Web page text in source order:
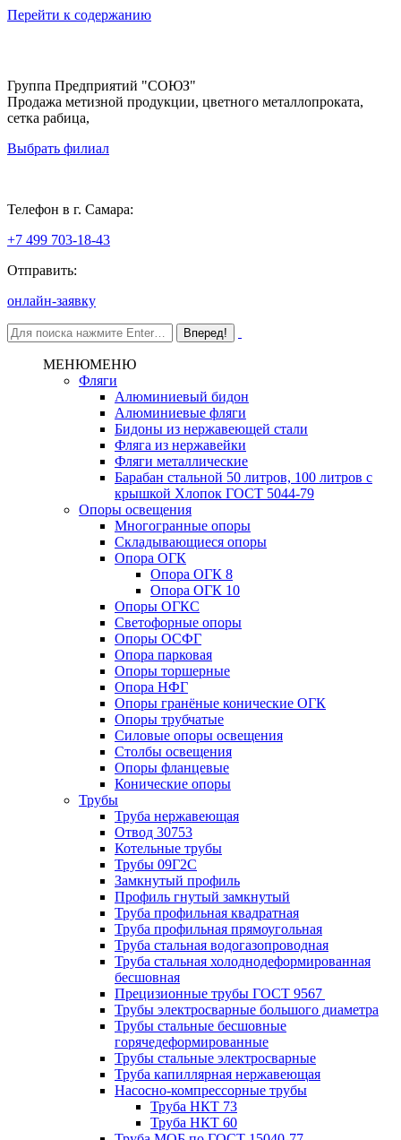
Перейти к содержанию
Группа Предприятий "СОЮЗ"
Продажа метизной продукции, цветного металлопроката,
сетка рабица,
Выбрать филиал
Телефон в г. Самара:
+7 499 703-18-43
Отправить:
онлайн-заявку
МЕНЮМЕНЮ
Фляги
Алюминиевый бидон
Алюминиевые фляги
Бидоны из нержавеющей стали
Фляга из нержавейки
Фляги металлические
Барабан стальной 50 литров, 100 литров с
крышкой Хлопок ГОСТ 5044-79
Опоры освещения
Многогранные опоры
Складывающиеся опоры
Опора ОГК
Опора ОГК 8
Опора ОГК 10
Опоры ОГКС
Светофорные опоры
Опоры ОСФГ
Опора парковая
Опоры торшерные
Опора НФГ
Опоры гранёные конические ОГК
Опоры трубчатые
Силовые опоры освещения
Столбы освещения
Опоры фланцевые
Конические опоры
Трубы
Труба нержавеющая
Отвод 30753
Котельные трубы
Трубы 09Г2С
Замкнутый профиль
Профиль гнутый замкнутый
Труба профильная квадратная
Труба профильная прямоугольная
Труба стальная водогазопроводная
Труба стальная холоднодеформированная
бесшовная
Прецизионные трубы ГОСТ 9567
Трубы электросварные большого диаметра
Трубы стальные бесшовные
горячедеформированные
Трубы стальные электросварные
Труба капиллярная нержавеющая
Насосно-компрессорные трубы
Труба НКТ 73
Труба НКТ 60